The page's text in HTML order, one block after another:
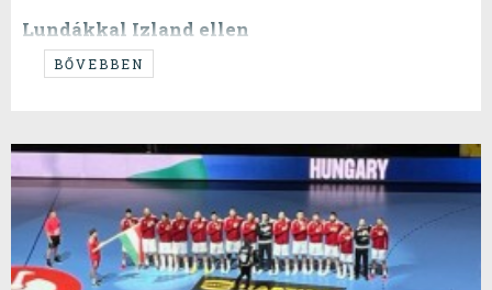
Lundákkal Izland ellen
...egyszer már bevált...
BŐVEBBEN